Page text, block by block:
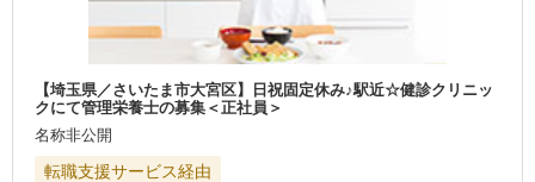
【埼玉県／さいたま市大宮区】日祝固定休み♪駅近☆健診クリニッ
クにて管理栄養士の募集＜正社員＞
名称非公開
転職支援サービス経由